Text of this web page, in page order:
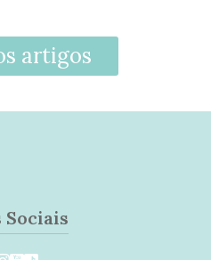
artigos
Sociais